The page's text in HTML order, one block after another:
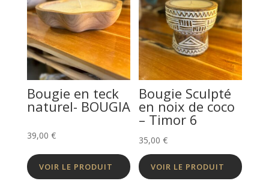
Bougie en teck
naturel- BOUGIA
39,00 €
VOIR LE PRODUIT
Bougie Sculpté
en noix de coco
– Timor 6
35,00€
VOIR LE PRODUIT